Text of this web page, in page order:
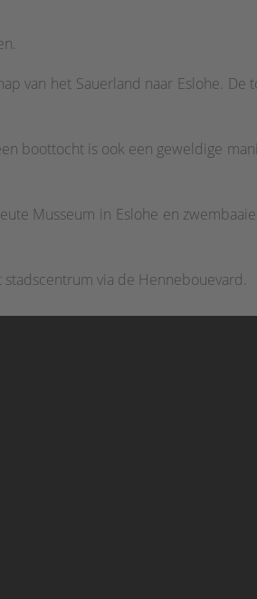
van het Sauerland naar Eslohe. De
boottocht is ook een geweldige
Musseum in Eslohe en
via de Hennebouevard.